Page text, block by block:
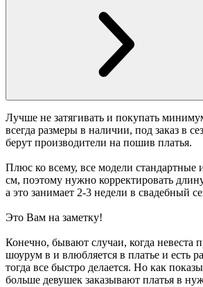
Лучше не затягивать и покупать
всегда размеры в наличии, под заказ в
берут производители на пошив платья.
Плюс ко всему, все модели стандартные
см, поэтому нужно корректировать
а это занимает 2-3 недели в свадебный
Это Вам на заметку!
Конечно, бывают случаи, когда невеста
шоурум в и влюбляется в платье и есть
тогда все быстро делается. Но как
больше девушек заказывают платья в